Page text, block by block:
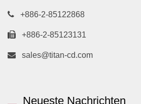
+886-2-85122868
+886-2-85123131
sales@titan-cd.com
Neueste Nachrichten